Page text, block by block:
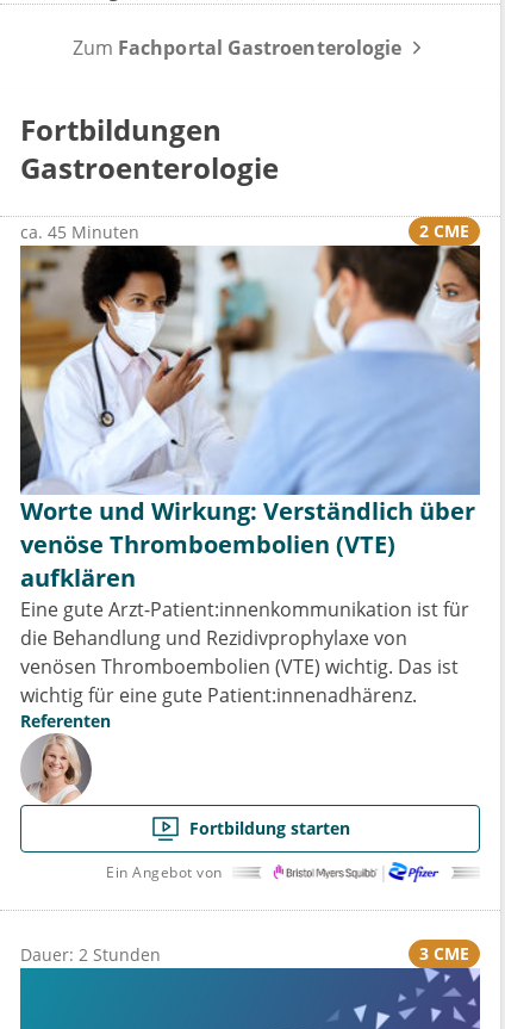
Zum Fachportal Gastroenterologie
Fortbildungen
Gastroenterologie
ca. 45 Minuten 2 CME
Worte und Wirkung: Verständlich über
venöse Thromboembolien (VTE)
aufklären
Eine gute Arzt-Patient:innenkommunikation ist für
die Behandlung und Rezidivprophylaxe von
venösen Thromboembolien (VTE) wichtig. Das ist
wichtig für eine gute Patient:innenadhärenz.
Referenten
Fortbildung starten
Ein Angebot von
Dauer: 2 Stunden 3 CME